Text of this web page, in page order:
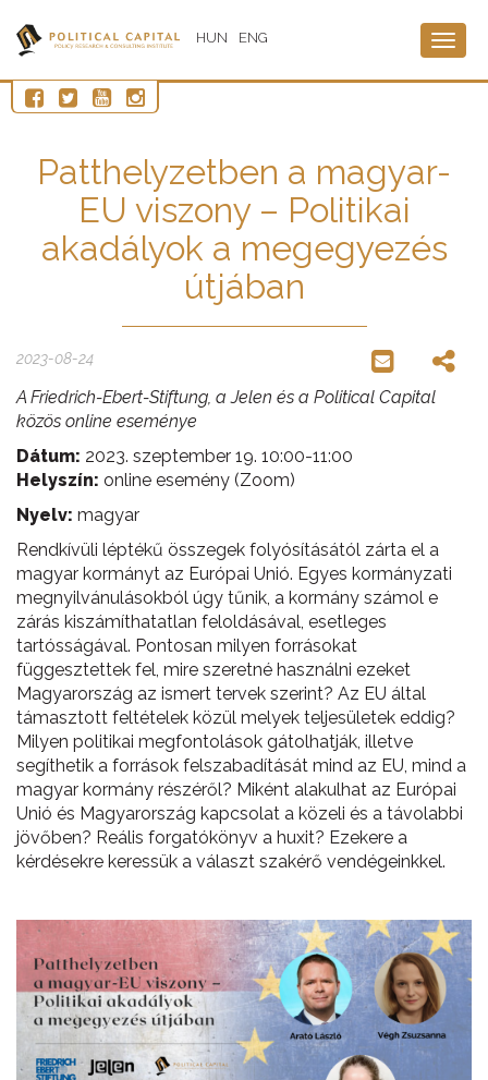
HUN ENG
Patthelyzetben a magyar-
EU viszony – Politikai
akadályok a megegyezés
útjában
2023-08-24
A Friedrich-Ebert-Stiftung, a Jelen és a Political Capital
közös online eseménye
Dátum: 2023. szeptember 19. 10:00-11:00
Helyszín: online esemény (Zoom)
Nyelv: magyar
Rendkívüli léptékű összegek folyósításától zárta el a
magyar kormányt az Európai Unió. Egyes kormányzati
megnyilvánulásokból úgy tűnik, a kormány számol e
zárás kiszámíthatatlan feloldásával, esetleges
tartósságával. Pontosan milyen forrásokat
függesztettek fel, mire szeretné használni ezeket
Magyarország az ismert tervek szerint? Az EU által
támasztott feltételek közül melyek teljesületek eddig?
Milyen politikai megfontolások gátolhatják, illetve
segíthetik a források felszabadítását mind az EU, mind a
magyar kormány részéről? Miként alakulhat az Európai
Unió és Magyarország kapcsolat a közeli és a távolabbi
jövőben? Reális forgatókönyv a huxit? Ezekere a
kérdésekre keressük a választ szakérő vendégeinkkel.